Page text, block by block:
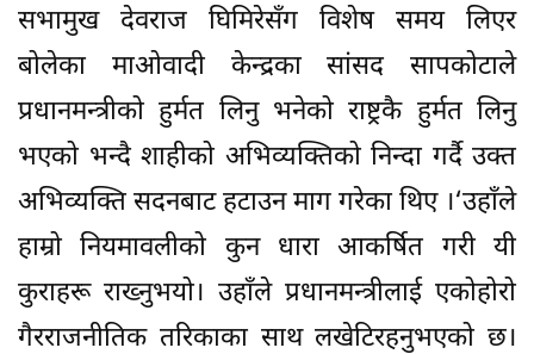
सभामुख देवराज घिमिरेसँग विशेष समय लिएर
बोलेका माओवादी केन्द्रका सांसद सापकोटाले
प्रधानमन्त्रीको हुर्मत लिनु भनेको राष्ट्रकै हुर्मत लिनु
भएको भन्दै शाहीको अभिव्यक्तिको निन्दा गर्दै उक्त
अभिव्यक्ति सदनबाट हटाउन माग गरेका थिए ।‘उहाँले
हाम्रो नियमावलीको कुन धारा आकर्षित गरी यी
कुराहरू राख्नुभयो। उहाँले प्रधानमन्त्रीलाई एकोहोरो
गैरराजनीतिक तरिकाका साथ लखेटिरहनुभएको छ।